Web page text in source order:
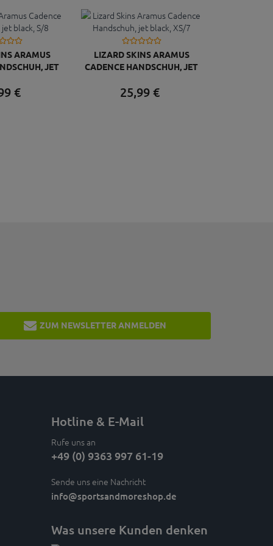
ARAMUS
JET
€
LIZARD SKINS ARAMUS
CADENCE HANDSCHUH, JET
25,99€
ZUM NEWSLETTER ANMELDEN
Hotline & E-Mail
Rufe uns an
+49 (0) 9363 997 61-19
Sende uns eine Nachricht
info@sportsandmoreshop.de
Was unsere Kunden denken